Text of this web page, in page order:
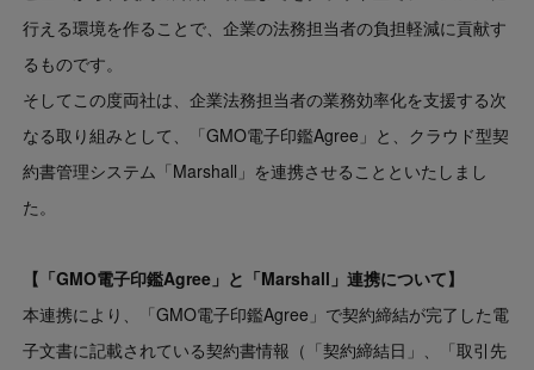
行える環境を作ることで、企業の法務担当者の負担軽減に貢献す
るものです。
そしてこの度両社は、企業法務担当者の業務効率化を支援する次
なる取り組みとして、「GMO電子印鑑Agree」と、クラウド型契
約書管理システム「Marshall」を連携させることといたしまし
た。
【「GMO電子印鑑Agree」と「Marshall」連携について】
本連携により、「GMO電子印鑑Agree」で契約締結が完了した電
子文書に記載されている契約書情報（「契約締結日」、「取引先